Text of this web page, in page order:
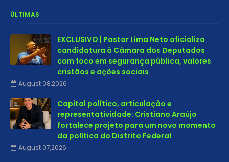
ÚLTIMAS
EXCLUSIVO | Pastor Lima Neto oficializa
candidatura à Câmara dos Deputados
com foco em segurança pública, valores
cristãos e ações sociais
August 08,2026
Capital político, articulação e
representatividade: Cristiano Araújo
fortalece projeto para um novo momento
da política do Distrito Federal
August 07,2026